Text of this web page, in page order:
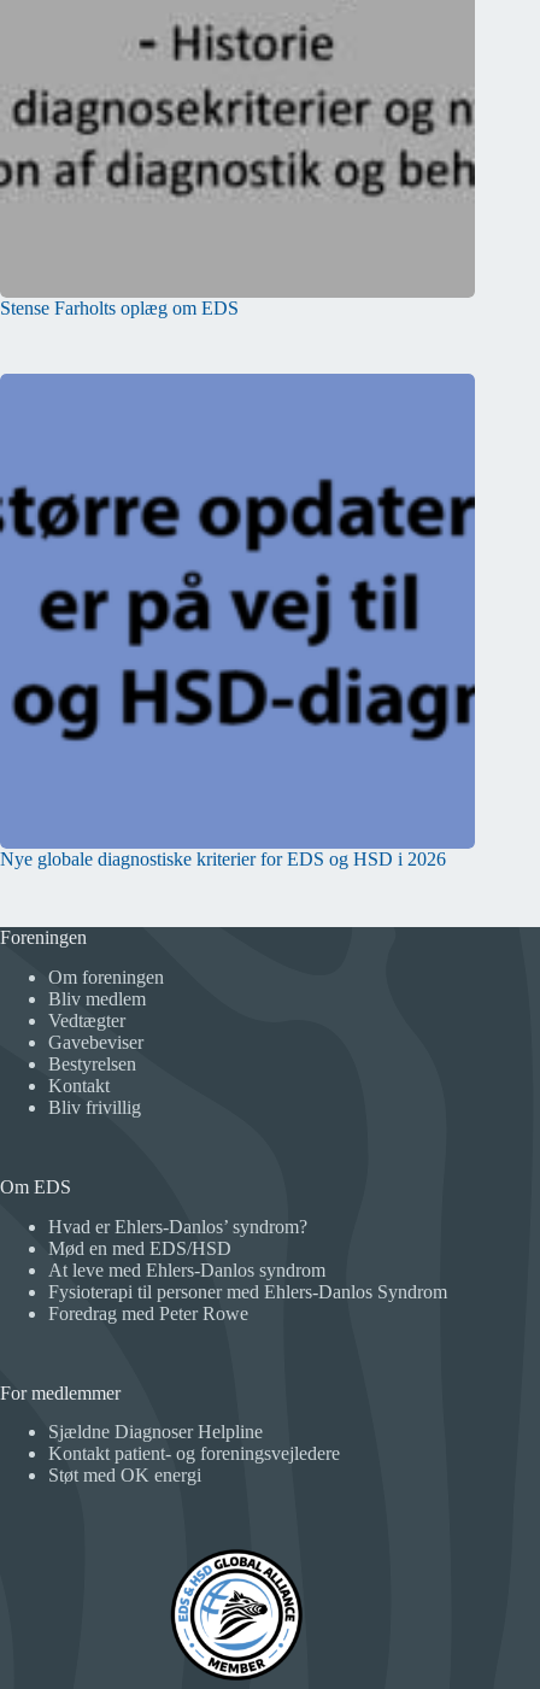
Stense Farholts oplæg om EDS
Nye globale diagnostiske kriterier for EDS og HSD i 2026
Foreningen
Om foreningen
Bliv medlem
Vedtægter
Gavebeviser
Bestyrelsen
Kontakt
Bliv frivillig
Om EDS
Hvad er Ehlers-Danlos’ syndrom?
Mød en med EDS/HSD
At leve med Ehlers-Danlos syndrom
Fysioterapi til personer med Ehlers-Danlos Syndrom
Foredrag med Peter Rowe
For medlemmer
Sjældne Diagnoser Helpline
Kontakt patient- og foreningsvejledere
Støt med OK energi